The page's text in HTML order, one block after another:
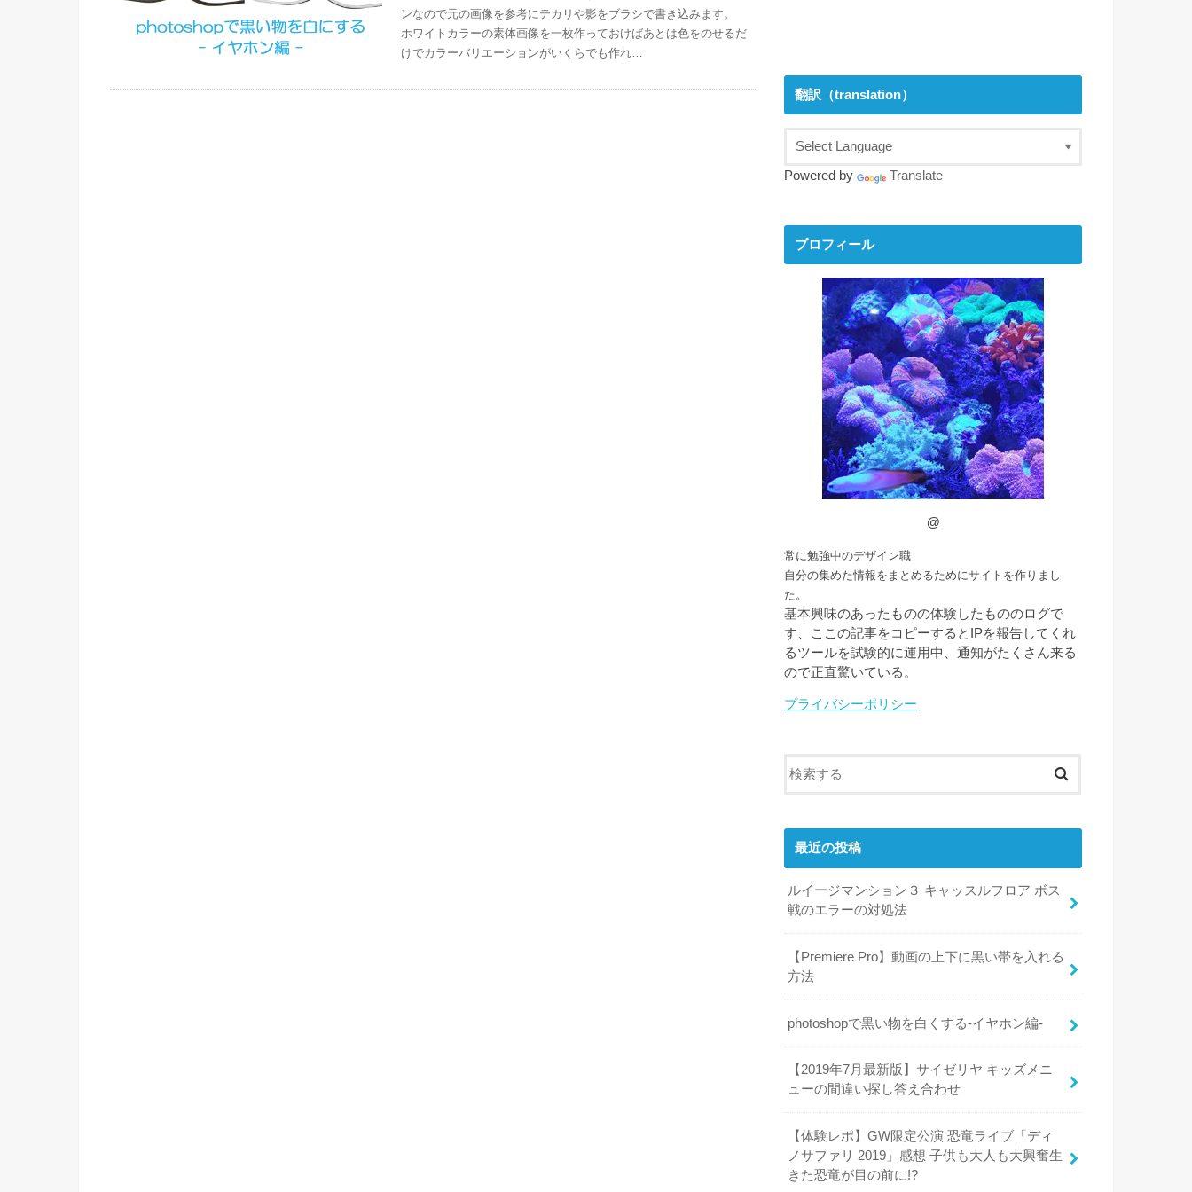
ンなので元の画像を参考にテカリや影をブラシで書き込みます。
ホワイトカラーの素体画像を一枚作っておけばあとは色をのせるだ
けでカラーバリエーションがいくらでも作れ…
翻訳（translation）
Powered by Translate
プロフィール
@
常に勉強中のデザイン職
自分の集めた情報をまとめるためにサイトを作りまし
た。
基本興味のあったものの体験したもののログで
す、ここの記事をコピーするとIPを報告してくれ
るツールを試験的に運用中、通知がたくさん来る
ので正直驚いている。
プライバシーポリシー
最近の投稿
ルイージマンション３ キャッスルフロア ボス
戦のエラーの対処法
【Premiere Pro】動画の上下に黒い帯を入れる
方法
photoshopで黒い物を白くする-イヤホン編-
【2019年7月最新版】サイゼリヤ キッズメニ
ューの間違い探し答え合わせ
【体験レポ】GW限定公演 恐竜ライブ「ディ
ノサファリ 2019」感想 子供も大人も大興奮生
きた恐竜が目の前に!?